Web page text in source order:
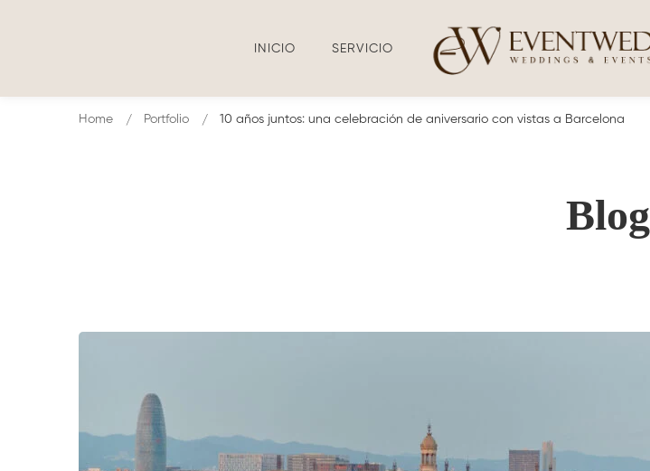
INICIO SERVICIO
Blog
Home Portfolio 10 años juntos: una celebración de aniversario con vistas a Barcelona